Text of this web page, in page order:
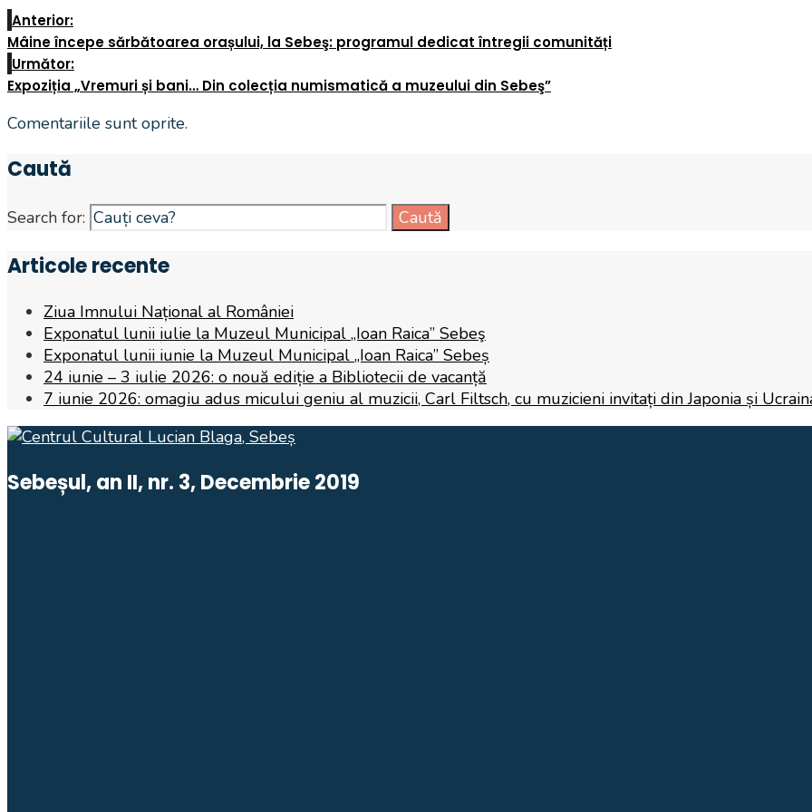
Anterior:
Mâine începe sărbătoarea orașului, la Sebeş: programul dedicat întregii comunități
Următor:
Expoziția „Vremuri și bani… Din colecția numismatică a muzeului din Sebeş”
Comentariile sunt oprite.
Caută
Search for: Caută
Articole recente
Ziua Imnului Național al României
Exponatul lunii iulie la Muzeul Municipal „Ioan Raica” Sebeş
Exponatul lunii iunie la Muzeul Municipal „Ioan Raica” Sebeș
24 iunie – 3 iulie 2026: o nouă ediție a Bibliotecii de vacanță
7 iunie 2026: omagiu adus micului geniu al muzicii, Carl Filtsch, cu muzicieni invitați din Japonia și
Sebeșul, an II, nr. 3, Decembrie 2019